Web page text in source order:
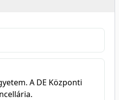
A DE Központi